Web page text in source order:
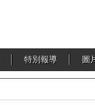
特別報導 圖